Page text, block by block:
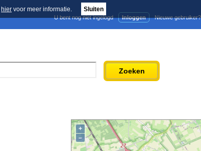
hier voor meer informatie. Sluiten
Nieuwe gebruiker?
Inloggen
U bent nog niet ingelogd
Zoeken
+
–